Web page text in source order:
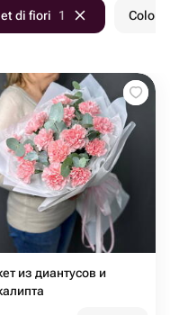
di fiori 1 Colore
из диантусов и